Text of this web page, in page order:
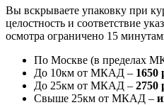
Вы вскрываете упаковку при
целостность и соответствие
осмотра ограничено 15
По Москве (в пределах
До 10км от МКАД – 1650
До 25км от МКАД – 2750
Свыше 25км от МКАД –